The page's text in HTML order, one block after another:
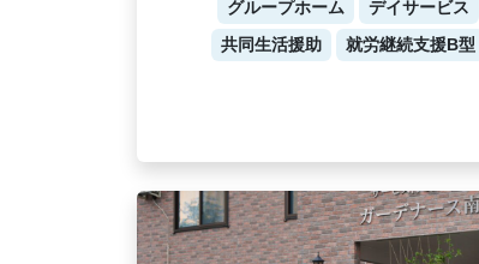
グループホーム
デイサービス
共同生活援助
就労継続支援B型